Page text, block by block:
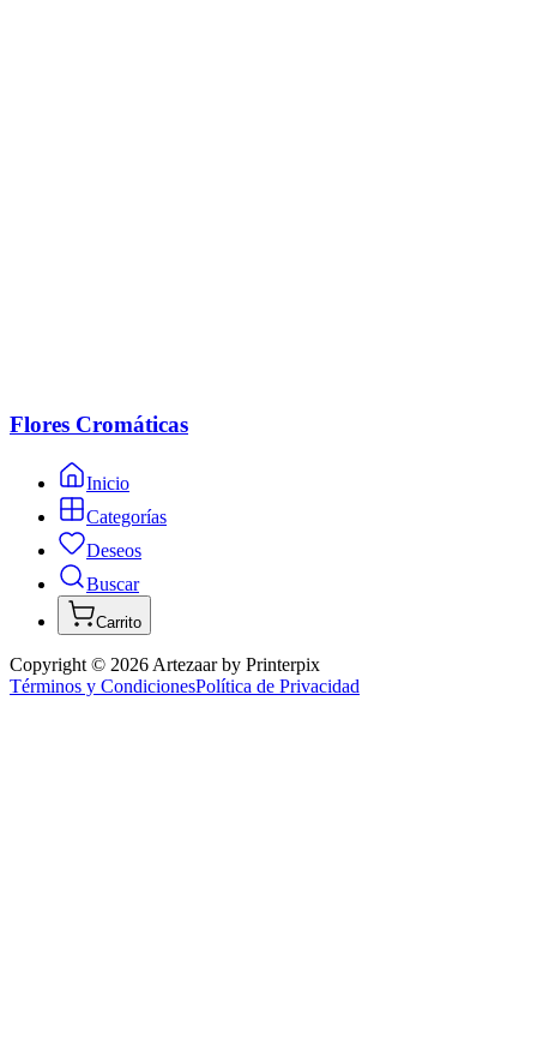
Flores Cromáticas
Inicio
Categorías
Deseos
Buscar
Carrito
Copyright © 2026 Artezaar by Printerpix
Términos y CondicionesPolítica de Privacidad